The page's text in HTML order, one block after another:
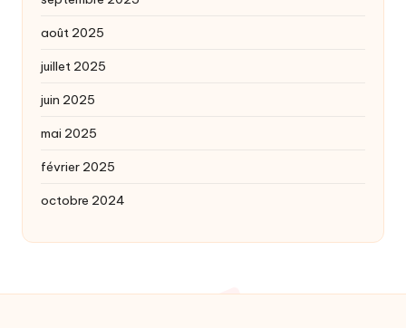
août 2025
juillet 2025
juin 2025
mai 2025
février 2025
octobre 2024